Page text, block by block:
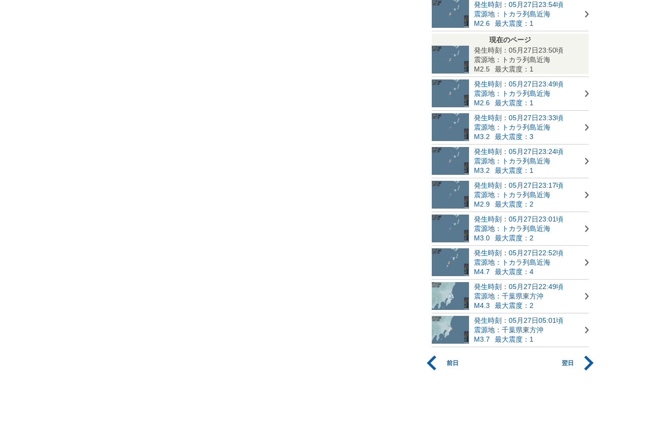
発生時刻：05月27日23:54頃
震源地：トカラ列島近海
M2.6
最大震度：1
現在のページ
発生時刻：05月27日23:50頃
震源地：トカラ列島近海
M2.5
最大震度：1
発生時刻：05月27日23:49頃
震源地：トカラ列島近海
M2.6
最大震度：1
発生時刻：05月27日23:33頃
震源地：トカラ列島近海
M3.2
最大震度：3
発生時刻：05月27日23:24頃
震源地：トカラ列島近海
M3.2
最大震度：1
発生時刻：05月27日23:17頃
震源地：トカラ列島近海
M2.9
最大震度：2
発生時刻：05月27日23:01頃
震源地：トカラ列島近海
M3.0
最大震度：2
発生時刻：05月27日22:52頃
震源地：トカラ列島近海
M4.7
最大震度：4
発生時刻：05月27日22:49頃
震源地：千葉県東方沖
M4.3
最大震度：2
発生時刻：05月27日05:01頃
震源地：千葉県東方沖
M3.7
最大震度：1
前日 翌日